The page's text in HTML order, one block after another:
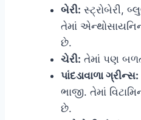
બેરી: સ્ટ્રોબેરી,
તેમાં
છે.
ચેરી: તેમાં પણ
પાંદડાવાળા ગ્રીન્સ:
ભાજી. તેમાં
છે.